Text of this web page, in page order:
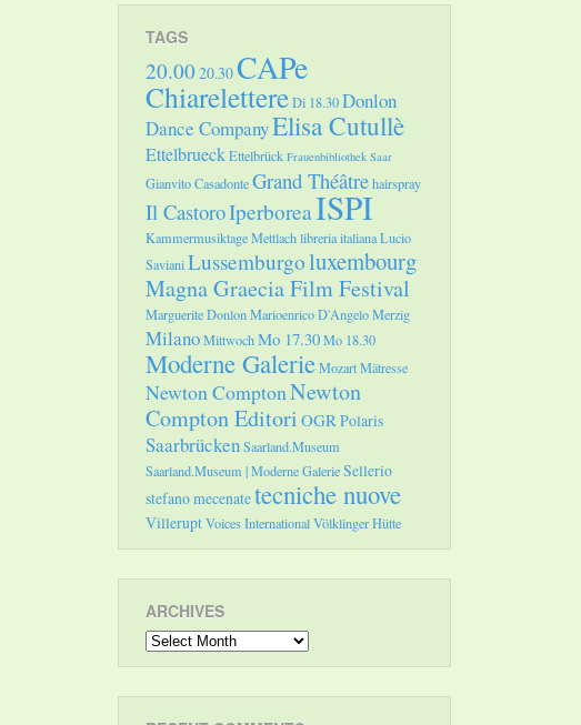
TAGS
20.00 20.30CAPe
ChiarelettereDi 18.30Donlon
Dance CompanyElisa Cutullè
EttelbrueckEttelbrück Frauenbibliothek Saar
Gianvito CasadonteGrand Théâtrehairspray
Il CastoroIperboreaISPI
Kammermusiktage Mettlachlibreria italianaLucio
SavianiLussemburgoluxembourg
Magna Graecia Film Festival
Marguerite DonlonMarioenrico D'AngeloMerzig
MilanoMittwochMo 17.30Mo 18.30
Moderne GalerieMozartMätresse
Newton ComptonNewton
Compton Editori OGRPolaris
SaarbrückenSaarland.Museum
Saarland.Museum | Moderne GalerieSellerio
stefano mecenatetecniche nuove
VilleruptVoices InternationalVölklinger Hütte
ARCHIVES
Archives